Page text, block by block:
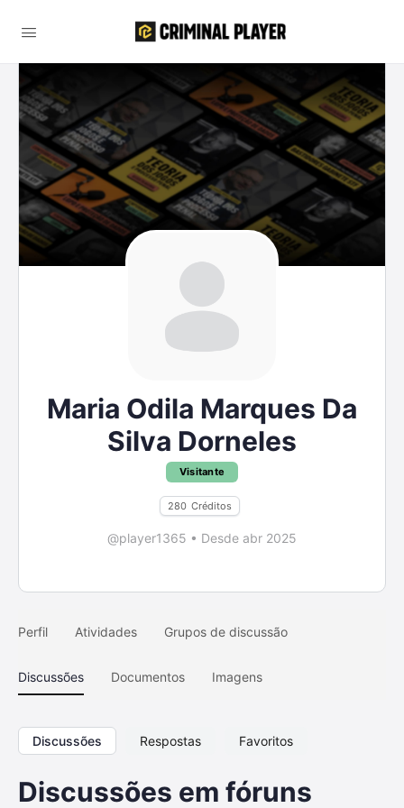
Maria Odila Marques Da
Silva Dorneles
Visitante
280 Créditos
@player1365 • Desde abr 2025
Perfil Atividades Grupos de discussão
Discussões Documentos Imagens
Discussões Respostas Favoritos
Discussões em fóruns